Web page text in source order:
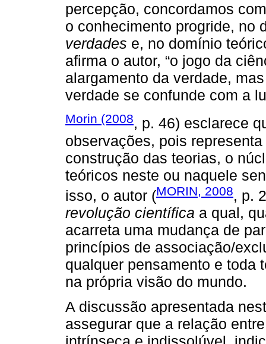
percepção, concordamos
o conhecimento progride, no
verdades e, no domínio
afirma o autor, “o jogo da
alargamento da verdade,
verdade se confunde com a
Morin (2008, p. 46) esclarece
observações, pois
construção das teorias, o
teóricos neste ou naquele
isso, o autor (MORIN, 2008, p.
revolução científica a qual,
acarreta uma mudança de
princípios de associação/
qualquer pensamento e toda
na própria visão do mundo.
A discussão apresentada
assegurar que a relação